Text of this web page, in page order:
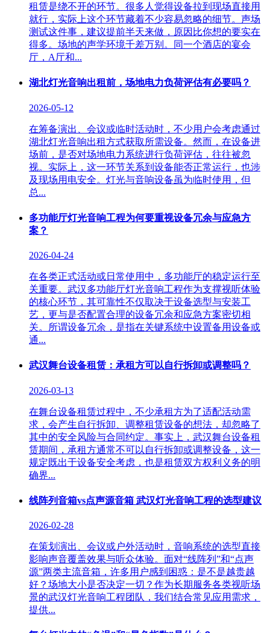
租赁是绕不开的环节。很多人觉得设备拉到现场直接用
就行，实际上这个环节藏着不少容易忽略的细节。声场
测试这件事，建议提前半天来做，原因比你想的要实在
得多。场地的声学环境千差万别。同一个酒店的宴会
厅，A厅和...
湖北灯光音响出租前，场地电力负荷评估有必要吗？
2026-05-12
在筹备演出、会议或临时活动时，不少用户会考虑通过
湖北灯光音响出租方式获取所需设备。然而，在设备进
场前，是否对场地电力系统进行负荷评估，往往被忽
视。实际上，这一环节关系到设备能否正常运行，也涉
及现场用电安全。灯光与音响设备虽为临时使用，但
总...
多功能厅灯光音响工程为何要重视设备冗余与应急方
案？
2026-04-24
在各类正式活动或日常使用中，多功能厅的稳定运行至
关重要。武汉多功能厅灯光音响工程作为支撑视听体验
的核心环节，其可靠性不仅取决于设备选型与安装工
艺，更与是否配置合理的设备冗余和应急方案密切相
关。所谓设备冗余，是指在关键系统中设置备用设备或
通...
武汉舞台设备租赁：承租方可以自行拆卸或调整吗？
2026-03-13
在舞台设备租赁过程中，不少承租方为了适配活动需
求，会产生自行拆卸、调整租赁设备的想法，却忽略了
其中的安全风险与合同约定。事实上，武汉舞台设备租
赁期间，承租方通常不可以自行拆卸或调整设备，这一
规定既出于设备安全考虑，也是租赁双方权利义务的明
确界...
线阵列音箱vs点声源音箱 武汉灯光音响工程的选型建议
2026-02-28
在策划演出、会议或户外活动时，音响系统的选型直接
影响声音覆盖效果与听众体验。面对“线阵列”和“点声
源”两类主流音箱，许多用户感到困惑：是不是越贵越
好？场地大小是否决定一切？作为长期服务各类视听场
景的武汉灯光音响工程团队，我们结合常见应用需求，
提供...